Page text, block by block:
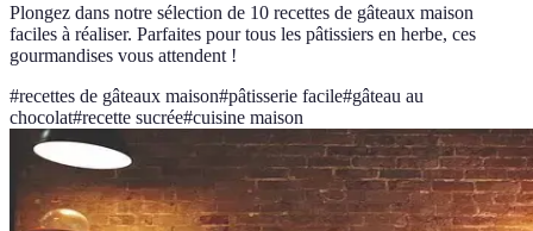
Plongez dans notre sélection de 10 recettes de gâteaux maison
faciles à réaliser. Parfaites pour tous les pâtissiers en herbe, ces
gourmandises vous attendent !
#recettes de gâteaux maison#pâtisserie facile#gâteau au
chocolat#recette sucrée#cuisine maison